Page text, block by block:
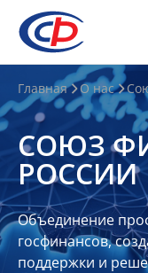
О
нас
О
СФР
Совет
Союза
Участники
Главная О нас
СОЮЗ
РОССИИ
Объединение
госфинансов,
поддержки и